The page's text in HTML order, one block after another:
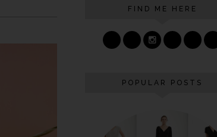
FIND ME HERE
POPULAR POSTS